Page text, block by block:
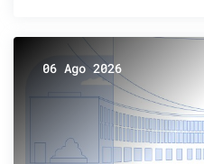
06 Ago 2026